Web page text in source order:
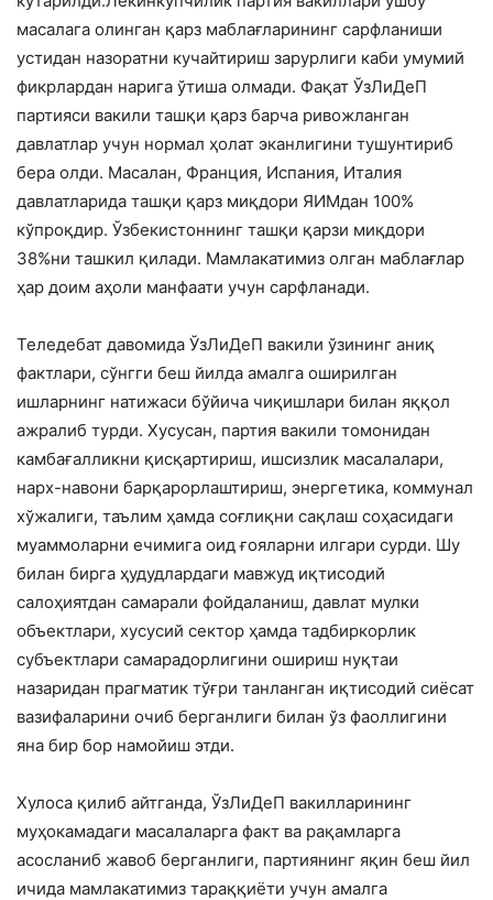
масалага олинган қарз маблағларининг сарфланиши
устидан назоратни кучайтириш зарурлиги каби умумий
фикрлардан нарига ўтиша олмади. Фақат ЎзЛиДеП
партияси вакили ташқи қарз барча ривожланган
давлатлар учун нормал ҳолат эканлигини тушунтириб
бера олди. Масалан, Франция, Испания, Италия
давлатларида ташқи қарз миқдори ЯИМдан 100%
кўпроқдир. Ўзбекистоннинг ташқи қарзи миқдори
38%ни ташкил қилади. Мамлакатимиз олган маблағлар
ҳар доим аҳоли манфаати учун сарфланади.
Теледебат давомида ЎзЛиДеП вакили ўзининг аниқ
фактлари, сўнгги беш йилда амалга оширилган
ишларнинг натижаси бўйича чиқишлари билан яққол
ажралиб турди. Хусусан, партия вакили томонидан
камбағалликни қисқартириш, ишсизлик масалалари,
нарх-навони барқарорлаштириш, энергетика, коммунал
хўжалиги, таълим ҳамда соғлиқни сақлаш соҳасидаги
муаммоларни ечимига оид ғояларни илгари сурди. Шу
билан бирга ҳудудлардаги мавжуд иқтисодий
салоҳиятдан самарали фойдаланиш, давлат мулки
объектлари, хусусий сектор ҳамда тадбиркорлик
субъектлари самарадорлигини ошириш нуқтаи
назаридан прагматик тўғри танланган иқтисодий сиёсат
вазифаларини очиб берганлиги билан ўз фаоллигини
яна бир бор намойиш этди.
Хулоса қилиб айтганда, ЎзЛиДеП вакилларининг
муҳокамадаги масалаларга факт ва рақамларга
асосланиб жавоб берганлиги, партиянинг яқин беш йил
ичида мамлакатимиз тараққиёти учун амалга